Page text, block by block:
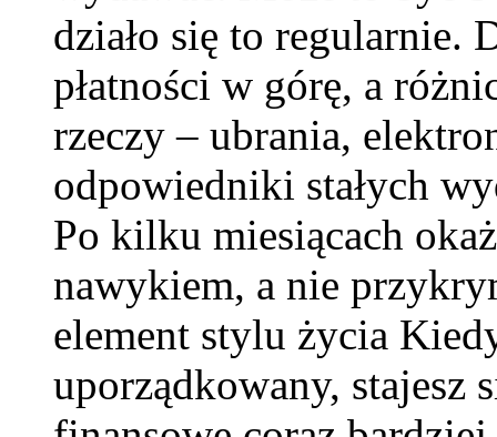
działo się to regularnie.
płatności w górę, a
rzeczy – ubrania,
odpowiedniki stałych
Po kilku miesiącach
nawykiem, a nie
element stylu życia
uporządkowany, stajesz